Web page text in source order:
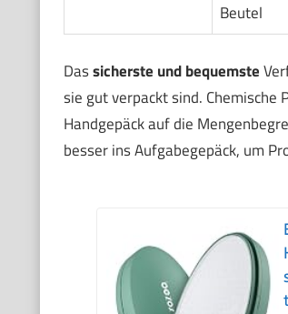
Beutel
Dassicherste und bequemste
sie gut verpackt sind.
Handgepäck auf die
besser ins Aufgabegepäck, um